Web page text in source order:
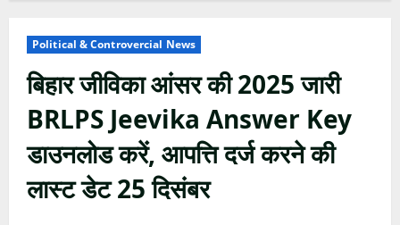
Political & Controvercial News
बिहार जीविका आंसर की 2025 जारी
BRLPS Jeevika Answer Key
डाउनलोड करें, आपत्ति दर्ज करने की
लास्ट डेट 25 दिसंबर